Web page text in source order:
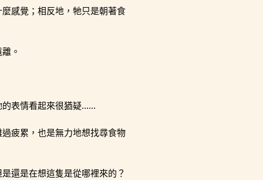
感覺；相反地，牠只是朝著食
。
表情看起來很猶疑......
疲累，也是無力地想找尋食物
還是在想這隻是從哪裡來的？